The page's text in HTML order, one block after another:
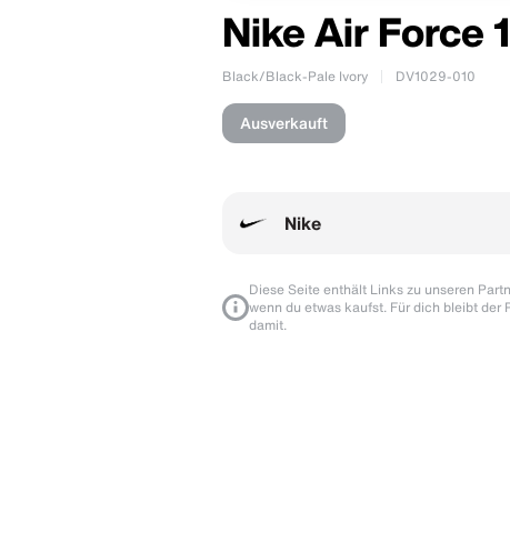
Nike Air Force
Black/Black-Pale Ivory DV1029-010
Ausverkauft
Nike
Diese Seite enthält Links zu unseren
wenn du etwas kaufst. Für dich bleibt der
damit.